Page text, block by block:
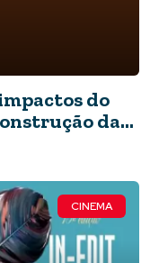
do
da
CINEMA